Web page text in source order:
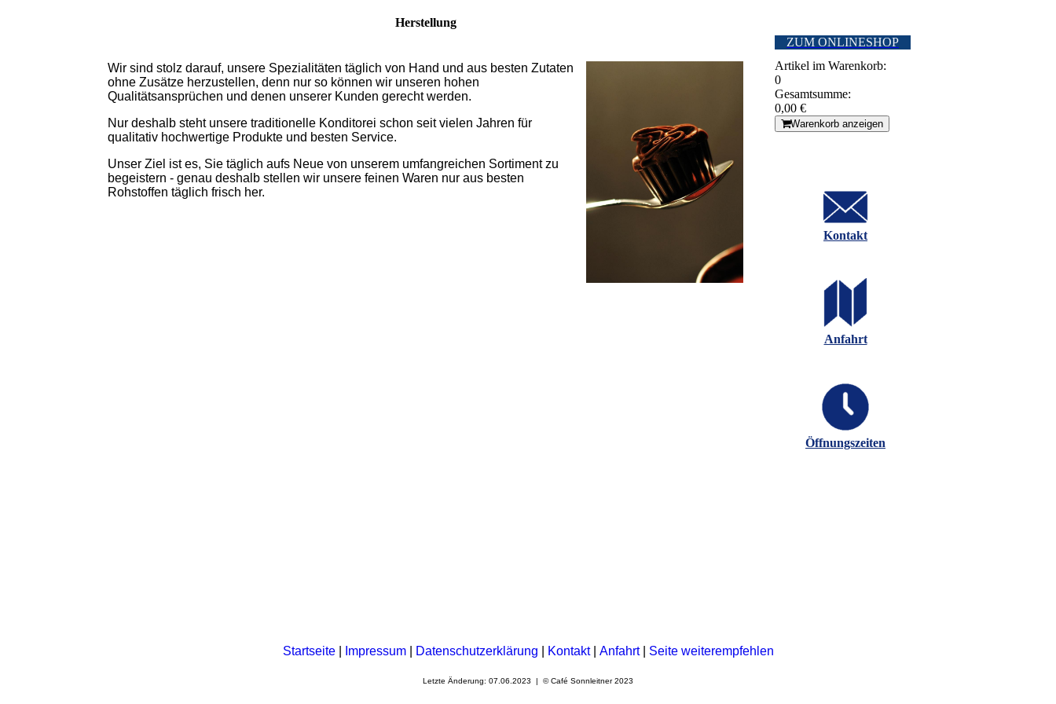
Herstellung
Wir sind stolz darauf, unsere Spezialitäten täglich von Hand und aus besten Zutaten
ohne Zusätze herzustellen, denn nur so können wir unseren hohen
Qualitätsansprüchen und denen unserer Kunden gerecht werden.
Nur deshalb steht unsere traditionelle Konditorei schon seit vielen Jahren für
qualitativ hochwertige Produkte und besten Service.
Unser Ziel ist es, Sie täglich aufs Neue von unserem umfangreichen Sortiment zu
begeistern - genau deshalb stellen wir unsere feinen Waren nur aus besten
Rohstoffen täglich frisch her.
ZUM ONLINESHOP
Artikel im Warenkorb:
0
Gesamtsumme:
0,00 €
Warenkorb anzeigen
Kontakt
Anfahrt
Öffnungszeiten
Startseite Impressum Datenschutzerklärung Kontakt Anfahrt Seite weiterempfehlen
Letzte Änderung: 07.06.2023 | © Café Sonnleitner 2023